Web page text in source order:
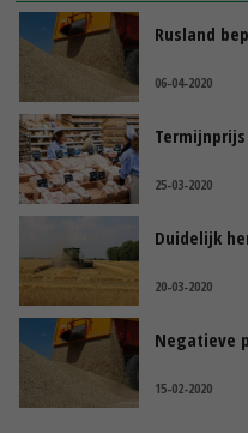
Rusland
06-04-2020
25-03-2020
Duidelijk
20-03-2020
Negatieve
15-02-2020